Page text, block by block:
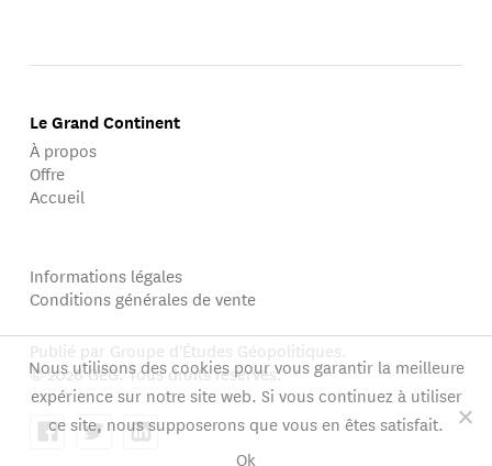
Le Grand Continent
À propos
Offre
Accueil
Informations légales
Conditions générales de vente
Publié par Groupe d'Études Géopolitiques.
© 2026 GEG. Tous droits réservés.
Nous utilisons des cookies pour vous garantir la meilleure
expérience sur notre site web. Si vous continuez à utiliser
ce site, nous supposerons que vous en êtes satisfait.
Ok